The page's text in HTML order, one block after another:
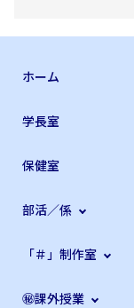
ホーム
学長室
保健室
部活／係
「＃」制作室
㊙課外授業